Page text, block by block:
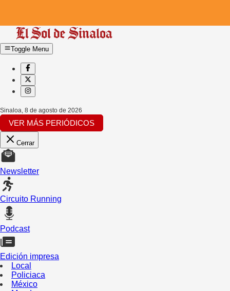
Toggle Menu
Sinaloa, 8 de agosto de 2026
VER MÁS PERIÓDICOS
Cerrar
Newsletter
Circuito Running
Podcast
Edición impresa
Local
Policiaca
México